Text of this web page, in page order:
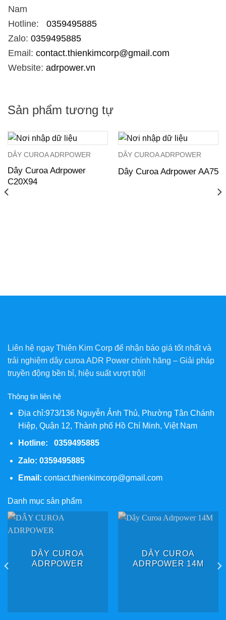
Nam
Hotline: 0359495885
Zalo: 0359495885
Email: contact.thienkimcorp@gmail.com
Website: adrpower.vn
Sản phẩm tương tự
DÂY CUROA ADRPOWER
Dây Curoa Adrpower
C20X94
DÂY CUROA ADRPOWER
Dây Curoa Adrpower AA75
Liên hệ ngay Thiên Kim Corp để nhận báo giá tốt nhất và
trải nghiệm dây curoa ADR Power chính hãng – Giải pháp
truyền động bền bỉ, hiệu suất vượt trội!
Thông tin liên hệ
Địa chỉ:973/136 Nguyễn Ảnh Thủ, Phường Tân Chánh
Hiệp, Quận 12, Thành phố Hồ Chí Minh, Việt Nam
Hotline: 0359495885
Zalo: 0359495885
Email: contact.thienkimcorp@gmail.com
Danh mục sản phẩm
DÂY CUROA
ADRPOWER
DÂY CUROA
ADRPOWER 14M